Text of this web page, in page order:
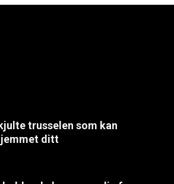
trusselen som kan
ditt